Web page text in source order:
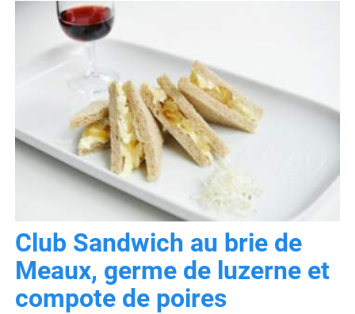
Club Sandwich au brie de
Meaux, germe de luzerne et
compote de poires